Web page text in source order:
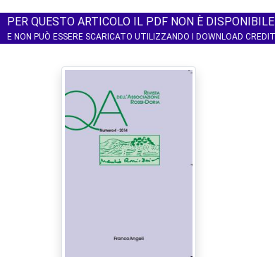
PER QUESTO ARTICOLO IL PDF NON È DISPONIBILE
E NON PUÒ ESSERE SCARICATO UTILIZZANDO I DOWNLOAD CREDIT